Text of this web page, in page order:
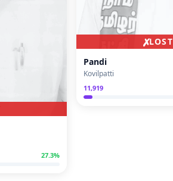
27.3%
✗LOST
Pandi
Kovilpatti
11,919